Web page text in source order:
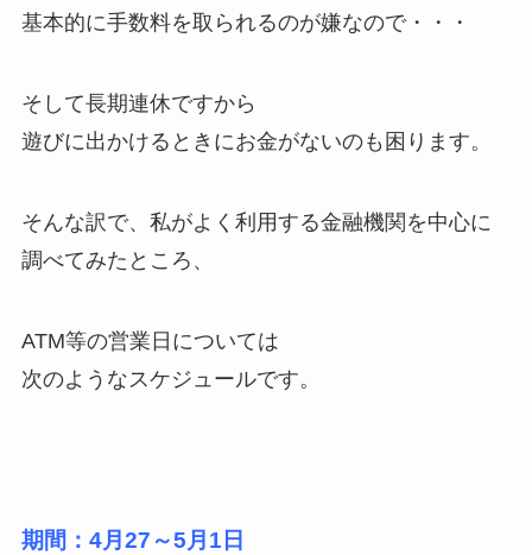
基本的に手数料を取られるのが嫌なので・・・
そして長期連休ですから
遊びに出かけるときにお金がないのも困ります。
そんな訳で、私がよく利用する金融機関を中心に
調べてみたところ、
ATM等の営業日については
次のようなスケジュールです。
期間：4月27～5月1日